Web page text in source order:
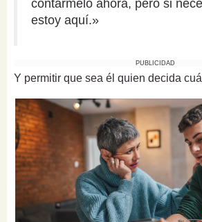
contármelo ahora, pero si
estoy aquí.»
PUBLICIDAD
Y permitir que sea él quien decida